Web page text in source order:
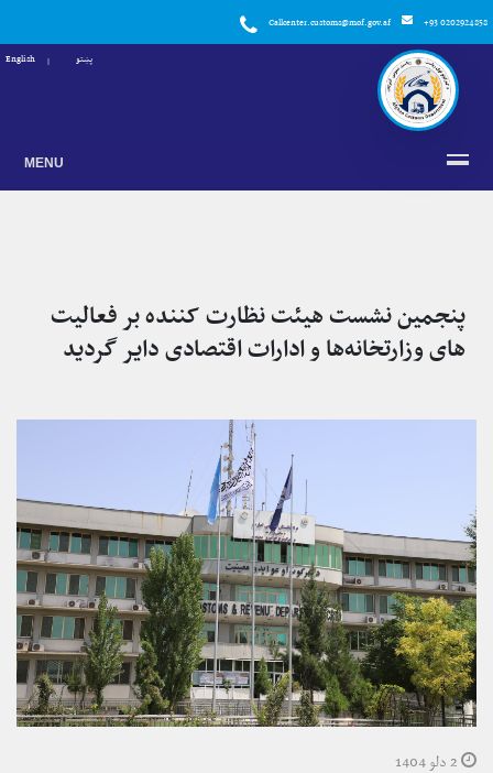
Callcenter.customs@mof.gov.af +93 0202924858
پښتو English
MENU
پنجمین نشست هیئت نظارت کننده بر فعالیت
های وزارتخانه‌ها و ادارات اقتصادی دایر گردید